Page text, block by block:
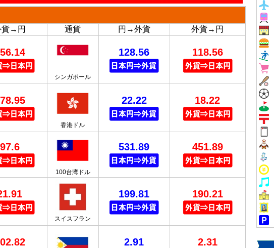
貨→円 通貨 円→外貨 外貨→円
シンガポール
128.56 118.56
香港ドル
22.22 18.22
97.6
100台湾ドル
531.89 451.89
スイスフラン
199.81 190.21
2.91 2.31